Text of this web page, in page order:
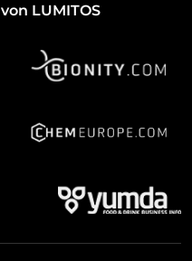
LUMITOS